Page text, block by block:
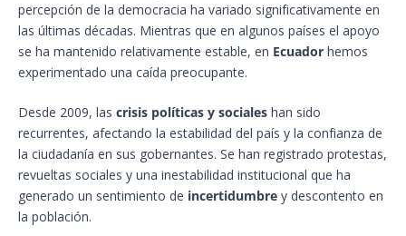
percepción de la democracia ha variado significativamente en
las últimas décadas. Mientras que en algunos países el apoyo
se ha mantenido relativamente estable, en Ecuador hemos
experimentado una caída preocupante.
Desde 2009, las crisis políticas y sociales han sido
recurrentes, afectando la estabilidad del país y la confianza de
la ciudadanía en sus gobernantes. Se han registrado protestas,
revueltas sociales y una inestabilidad institucional que ha
generado un sentimiento de incertidumbre y descontento en
la población.